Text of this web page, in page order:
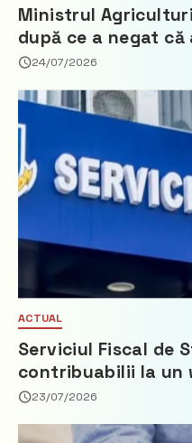
Ministrul
după ce a negat
Partidul Democrat
24/07/2026
ACTUAL
Serviciul Fiscal de
contribuabilii la un
privind calculul
23/07/2026